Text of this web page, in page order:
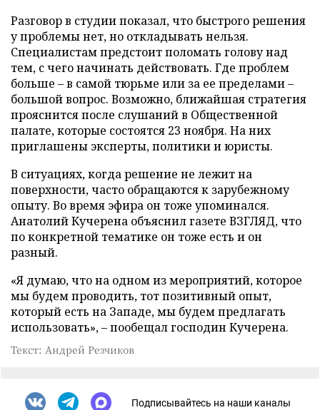
Разговор в студии показал, что быстрого решения
у проблемы нет, но откладывать нельзя.
Специалистам предстоит поломать голову над
тем, с чего начинать действовать. Где проблем
больше – в самой тюрьме или за ее пределами –
большой вопрос. Возможно, ближайшая стратегия
прояснится после слушаний в Общественной
палате, которые состоятся 23 ноября. На них
приглашены эксперты, политики и юристы.
В ситуациях, когда решение не лежит на
поверхности, часто обращаются к зарубежному
опыту. Во время эфира он тоже упоминался.
Анатолий Кучерена объяснил газете ВЗГЛЯД, что
по конкретной тематике он тоже есть и он
разный.
«Я думаю, что на одном из мероприятий, которое
мы будем проводить, тот позитивный опыт,
который есть на Западе, мы будем предлагать
использовать», – пообещал господин Кучерена.
Текст: Андрей Резчиков
Подписывайтесь на наши каналы